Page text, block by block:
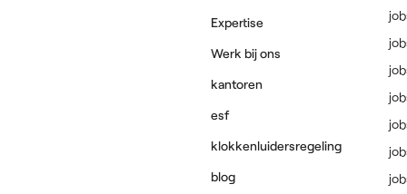
Expertise
Werk bij ons
kantoren
esf
klokkenluidersregeling
blog